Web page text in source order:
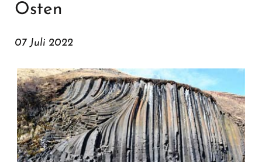
Osten
07 Juli 2022